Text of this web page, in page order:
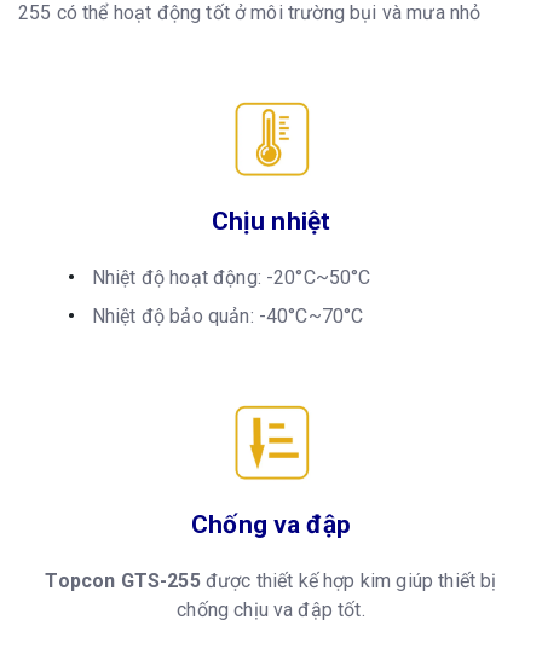
255 có thể hoạt động tốt ở môi trường bụi và mưa nhỏ
Chịu nhiệt
Nhiệt độ hoạt động: -20°C~50°C
Nhiệt độ bảo quản: -40°C~70°C
Chống va đập
Topcon GTS-255được thiết kế hợp kim giúp thiết bị
chống chịu va đập tốt.